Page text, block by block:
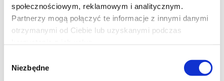
społecznościowym, reklamowym i analitycznym.
Partnerzy mogą połączyć te informacje z innymi danymi
otrzymanymi od Ciebie lub uzyskanymi podczas
zgody
Niezbędne